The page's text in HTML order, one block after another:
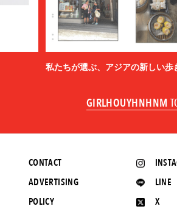
私たちが選ぶ、アジアの新しい歩
GIRLHOUYHNHNM
LINE
X
CONTACT
ADVERTISING
POLICY